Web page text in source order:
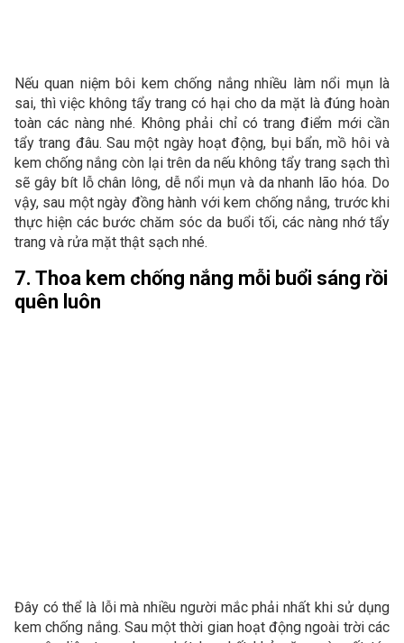
Nếu quan niệm bôi kem chống nắng nhiều làm nổi mụn là
sai, thì việc không tẩy trang có hại cho da mặt là đúng hoàn
toàn các nàng nhé. Không phải chỉ có trang điểm mới cần
tẩy trang đâu. Sau một ngày hoạt động, bụi bẩn, mồ hôi và
kem chống nắng còn lại trên da nếu không tẩy trang sạch thì
sẽ gây bít lỗ chân lông, dễ nổi mụn và da nhanh lão hóa. Do
vậy, sau một ngày đồng hành với kem chống nắng, trước khi
thực hiện các bước chăm sóc da buổi tối, các nàng nhớ tẩy
trang và rửa mặt thật sạch nhé.
7. Thoa kem chống nắng mỗi buổi sáng rồi
quên luôn
Đây có thể là lỗi mà nhiều người mắc phải nhất khi sử dụng
kem chống nắng. Sau một thời gian hoạt động ngoài trời các